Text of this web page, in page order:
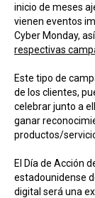
inicio de meses
vienen eventos
Cyber Monday,
respectivas
Este tipo de
de los clientes,
celebrar junto a
ganar
productos/
El Día de Acción
estadounidense
digital será una